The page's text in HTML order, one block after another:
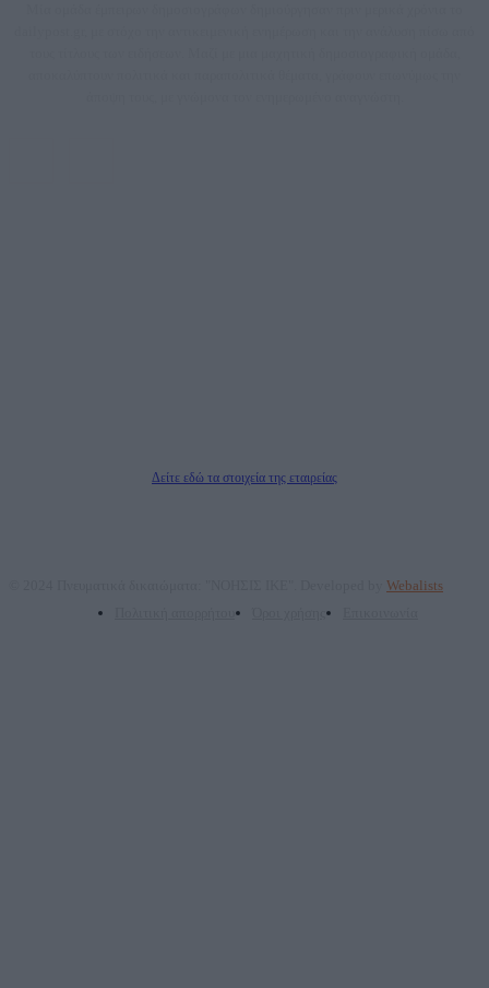
Δείτε εδώ τα στοιχεία της εταιρείας
Webalists